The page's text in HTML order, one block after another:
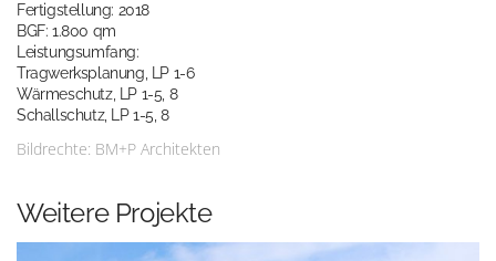
Fertigstellung: 2018
BGF: 1.800 qm
Leistungsumfang:
Tragwerksplanung, LP 1-6
Wärmeschutz, LP 1-5, 8
Schallschutz, LP 1-5, 8
Bildrechte: BM+P Architekten
Weitere Projekte